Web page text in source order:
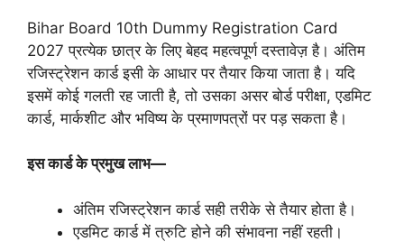
Bihar Board 10th Dummy Registration Card
2027 प्रत्येक छात्र के लिए बेहद महत्वपूर्ण दस्तावेज़ है। अंतिम
रजिस्ट्रेशन कार्ड इसी के आधार पर तैयार किया जाता है। यदि
इसमें कोई गलती रह जाती है, तो उसका असर बोर्ड परीक्षा, एडमिट
कार्ड, मार्कशीट और भविष्य के प्रमाणपत्रों पर पड़ सकता है।
इस कार्ड के प्रमुख लाभ—
अंतिम रजिस्ट्रेशन कार्ड सही तरीके से तैयार होता है।
एडमिट कार्ड में त्रुटि होने की संभावना नहीं रहती।